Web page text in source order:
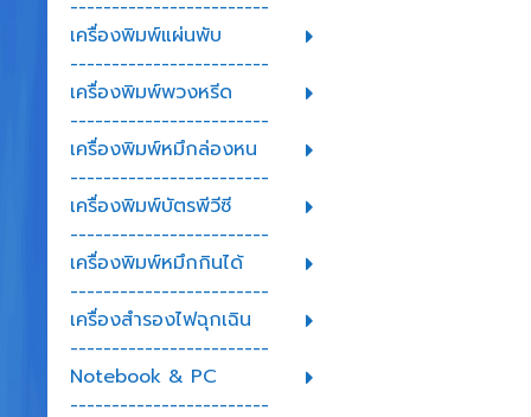
------------------------
เครื่องพิมพ์แผ่นพับ
------------------------
เครื่องพิมพ์พวงหรีด
------------------------
เครื่องพิมพ์หมึกล่องหน
------------------------
เครื่องพิมพ์บัตรพีวีซี
------------------------
เครื่องพิมพ์หมึกกินได้
------------------------
เครื่องสำรองไฟฉุกเฉิน
------------------------
Notebook & PC
------------------------